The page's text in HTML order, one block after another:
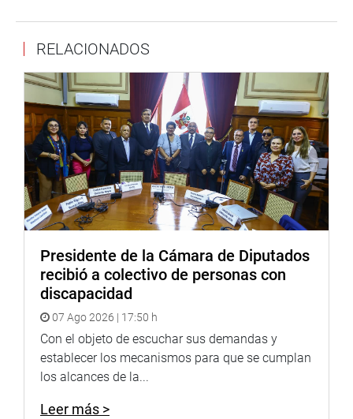
pertinente sobre condiciones y exclusiones, asegurando
Por su parte, el gerente legal de la Asociación Peruana de
Empresas de Seguros (Apeseg), Eduardo Chávez De
Piérola, expresó su indignación por la situación que
enfrentan cerca de 1,300 familias afectadas. «No hay
derecho a que estén pasando por esto. Es fundamental
que tengan acceso a toda la información y que se
respeten sus derechos», afirmó.
reiteró la exigencia de clausura definitiva del grifo de gas,
asegurando que no debe funcionar bajo ninguna
circunstancia. Jacinto Escobar, otro damnificado, criticó
la ausencia de las autoridades y la falta de apoyo estatal
para realizar un diagnóstico adecuado de los daños. «La
asesoría legal tiene un costo. ¿Dónde está el Ministerio de
Justicia?», cuestionó Escobar.
OTRO CASO
RELACIONADOS
Presidente de la Cámara de Diputados
recibió a colectivo de personas con
discapacidad
07 Ago 2026 | 17:50 h
Con el objeto de escuchar sus demandas y
establecer los mecanismos para que se cumplan
los alcances de la...
Leer más >